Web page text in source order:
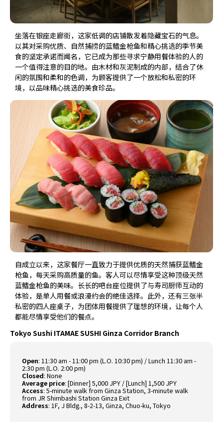
坐落在银座走廊街，这家低调的店铺散发着隐藏宝石的气息。
以其对采购优质、自然捕捞的蓝鳍金枪鱼和精心挑选的季节美
食的坚定承诺而闻名，它已成为那些寻求宁静用餐体验的人的
一个值得注意的目的地。由木材和灰泥制成的内部，结合了休
闲的氛围和柔和的色调，为顾客提供了一个放松和私密的环
境，以品味精心挑选的美食珍品。
自成立以来，这家餐厅一直致力于提供优质的天然捕获蓝鳍金
枪鱼，每天采购高质量的鱼。客人可以尽情享受这种顶级天然
蓝鳍金枪鱼的美味。长长的吧台座位提供了与寿司厨师互动的
体验，是单人用餐或浪漫约会的绝佳选择。此外，还有三张半
私密的四人座桌子，为团体用餐提供了理想的环境，让每个人
都能尽情享受他们的餐点。
Tokyo Sushi ITAMAE SUSHI Ginza Corridor Branch
Open:11:30 am - 11:00 pm (L.O. 10:30 pm) / Lunch 11:30 am -
2:30 pm (L.O. 2:00 pm)
Closed:None
Average price:[Dinner] 5,000 JPY / [Lunch] 1,500 JPY
Access:5-minute walk from Ginza Station, 3-minute walk
from JR Shimbashi Station Ginza Exit
Address:1F, J Bldg., 8-2-13, Ginza, Chuo-ku, Tokyo